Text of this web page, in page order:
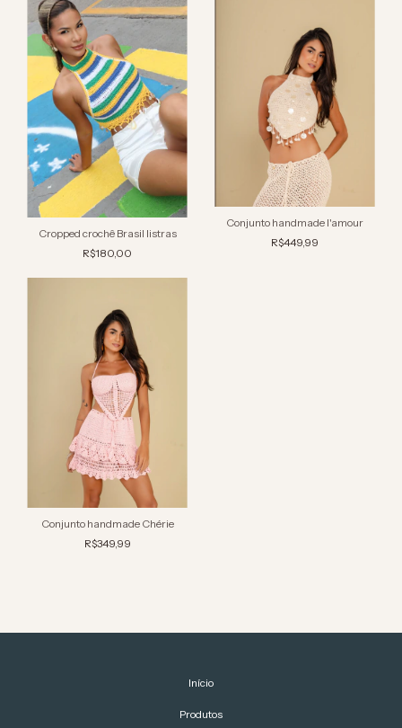
Cropped crochê Brasil listras
R$180,00
Conjunto handmade l'amour
R$449,99
Conjunto handmade Chérie
R$349,99
Início
Produtos